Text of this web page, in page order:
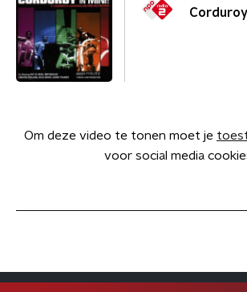
Corduroy
Om deze video te tonen moet je
voor social media